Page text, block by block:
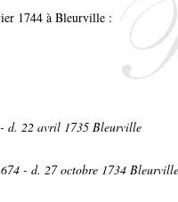
1744 à Bleurville :
d. 22 avril 1735 Bleurville
- d. 27 octobre 1734 Bleurville